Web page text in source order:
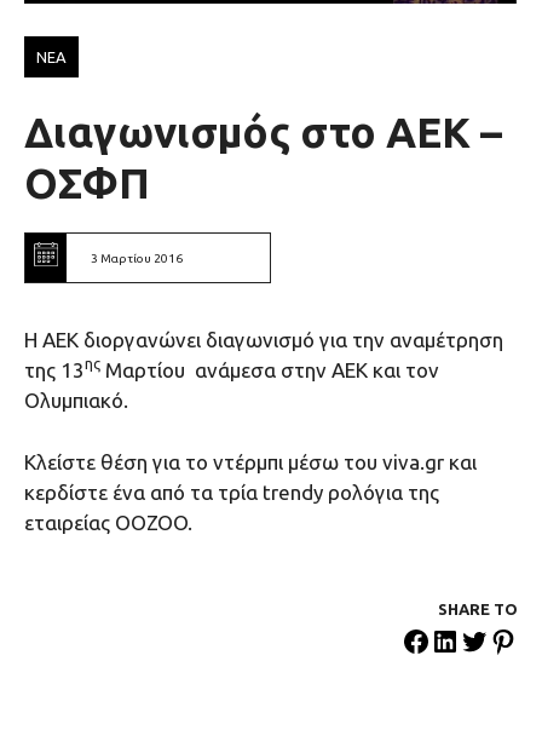
ΝΕΑ
Διαγωνισμός στο ΑΕΚ –
ΟΣΦΠ
3 Μαρτίου 2016
Η ΑΕΚ διοργανώνει διαγωνισμό για την αναμέτρηση
της 13ης Μαρτίου ανάμεσα στην ΑΕΚ και τον
Ολυμπιακό.
Κλείστε θέση για το ντέρμπι μέσω του viva.gr και
κερδίστε ένα από τα τρία trendy ρολόγια της
εταιρείας OOZOO.
SHARE ΤΟ